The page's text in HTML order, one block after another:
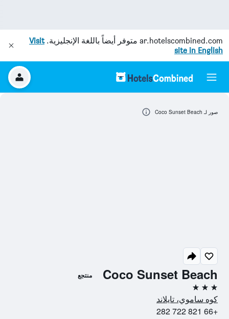
ar.hotelscombined.com متوفر أيضاً باللغة الإنجليزية.Visit
site in English
Coco Sunset Beach منتجع
3 نجوم
كوه ساموي، تايلاند
+66 821 722 282
صور لـ Coco Sunset Beach